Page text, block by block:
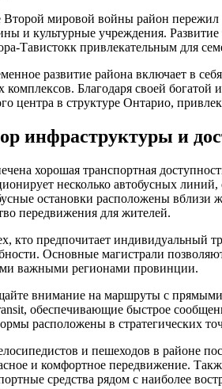
Второй мировой войны район
и культурные учреждения.
Тавистокк привлекательным для
развитие района включает в
Благодаря своей богатой
центра в структуре Онтарио,
инфраструктуры и
хорошая транспортная
несколько автобусных
остановки расположены вблизи
передвижения для жителей.
кто предпочитает индивидуальный
Основные магистрали
важными регионами провинции.
внимание на маршруты с прямыми
обеспечивающие быстрое
расположены в стратегических
и пешеходов в районе
и комфортное передвижение.
средства рядом с наиболее